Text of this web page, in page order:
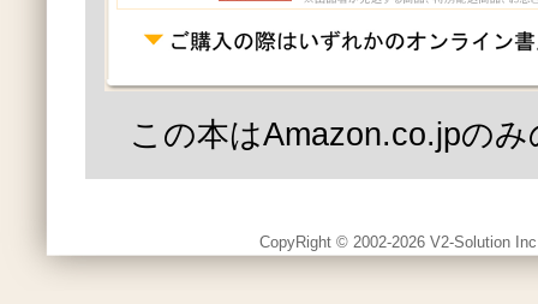
この本はAmazon.co.jpの
CopyRight © 2002-2026 V2-Solution